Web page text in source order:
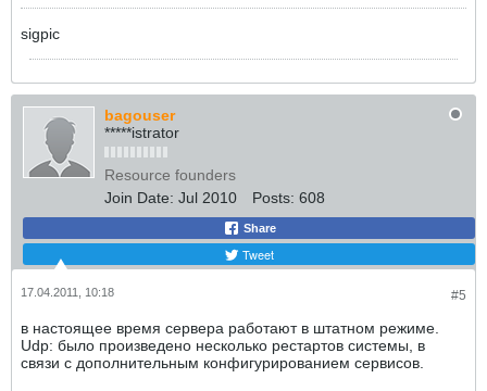
sigpic
bagouser
*****istrator
Resource founders
Join Date: Jul 2010 Posts: 608
Share
Tweet
#5
17.04.2011, 10:18
в настоящее время сервера работают в штатном режиме.
Udp: было произведено несколько рестартов системы, в
связи с дополнительным конфигурированием сервисов.